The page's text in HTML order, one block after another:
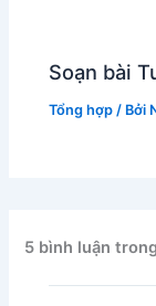
Soạn bài
Tổng hợp / Bởi
5 bình luận